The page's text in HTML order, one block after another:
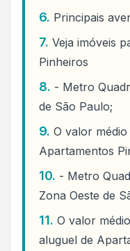
Principais
Veja imóveis
Pinheiros
- Metro
de São Paulo;
O valor
Apartamentos
- Metro
Zona Oeste de
O valor
aluguel de